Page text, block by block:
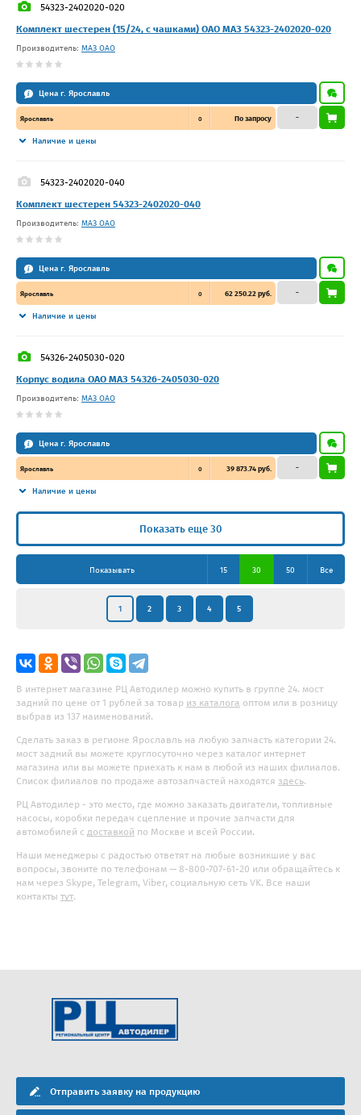
54323-2402020-020
Комплект шестерен (15/24, с чашками) ОАО МАЗ 54323-2402020-020
Производитель: МАЗ ОАО
Цена г. Ярославль
Ярославль 0 По запросу
Наличие и цены
–
54323-2402020-040
Комплект шестерен 54323-2402020-040
Производитель: МАЗ ОАО
Цена г. Ярославль
Ярославль 0 62 250.22 руб.
Наличие и цены
–
54326-2405030-020
Корпус водила ОАО МАЗ 54326-2405030-020
Производитель: МАЗ ОАО
Цена г. Ярославль
Ярославль 0 39 873.74 руб.
Наличие и цены
–
Показать еще 30
Показывать 15 30 50 Все
1 2 3 4 5
В интернет магазине РЦ Автодилер можно купить в группе 24. мост
задний по цене от 1 рублей за товар из каталога оптом или в розницу
выбрав из 137 наименований.
Сделать заказ в регионе Ярославль на любую запчасть категории 24.
мост задний вы можете круглосуточно через каталог интернет
магазина или вы можете приехать к нам в любой из наших филиалов.
Список филиалов по продаже автозапчастей находятся здесь.
РЦ Автодилер - это место, где можно заказать двигатели, топливные
насосы, коробки передач сцепление и прочие запчасти для
автомобилей с доставкой по Москве и всей России.
Наши менеджеры с радостью ответят на любые возникшие у вас
вопросы, звоните по телефонам — 8-800-707-61-20 или обращайтесь к
нам через Skype, Telegram, Viber, социальную сеть VK. Все наши
контакты тут.
Отправить заявку на продукцию